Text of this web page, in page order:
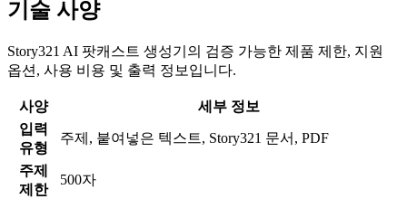
기술 사양
Story321 AI 팟캐스트 생성기의 검증 가능한 제품 제한, 지원
옵션, 사용 비용 및 출력 정보입니다.
사양
세부 정보
입력
유형
주제, 붙여넣은 텍스트, Story321 문서, PDF
주제
제한
500자